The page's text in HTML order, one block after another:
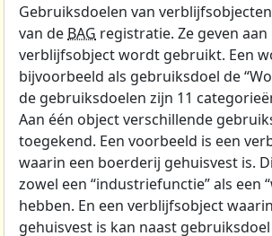
Gebruiksdoelen van
van de BAG registratie. Ze geven aan
verblijfsobject wordt gebruikt. Een
bijvoorbeeld als gebruiksdoel de
de gebruiksdoelen zijn 11
Aan één object verschillende
toegekend. Een voorbeeld is een
waarin een boerderij gehuisvest is.
zowel een “industriefunctie” als een
hebben. En een verblijfsobject
gehuisvest is kan naast gebruiksdoel